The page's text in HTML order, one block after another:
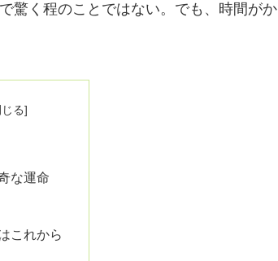
驚く程のことではない。でも、時間がか
な運命
これから